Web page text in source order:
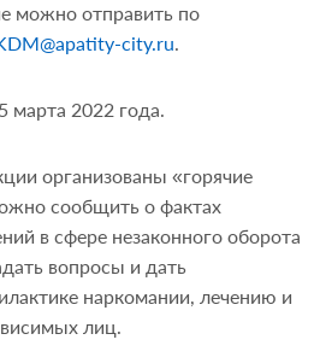
можно отправить по
city.ru.
марта 2022 года.
организованы «горячие
сообщить о фактах
в сфере незаконного оборота
вопросы и дать
наркомании, лечению и
лиц.